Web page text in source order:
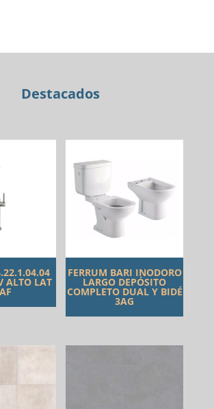
Destacados
ALTO LAT
FERRUM BARI INODORO
LARGO DEPÓSITO
COMPLETO DUAL Y BIDÉ
3AG